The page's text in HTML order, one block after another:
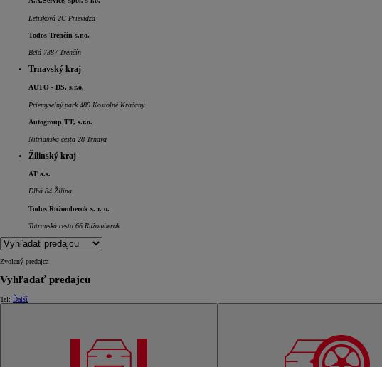
a bonusu za výkup500 €
Letisková 2C Prievidza
Todos Trenčín s.r.o.
Belá 7387 Trenčín
Trnavský kraj
AUTO - DS, s.r.o.
Priemyselný park 489 Kostolné Kračany
Autogroup TT, s.r.o.
Nitrianska cesta 28 Trnava
Žilinský kraj
AT a.s.
Dlhá 84 Žilina
Todos Ružomberok s. r. o.
Tatranská cesta 66 Ružomberok
Zvolený predajca
Vyhľadať predajcu
Tel: Ďalší